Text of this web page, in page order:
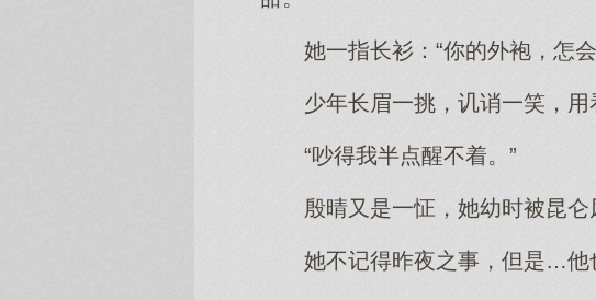
她一指长衫：“你的外袍，怎
少年长眉一挑，讥诮一笑，
“吵得我半点醒不着。”
殷晴又是一怔，她幼时被昆
她不记得昨夜之事，但是…他